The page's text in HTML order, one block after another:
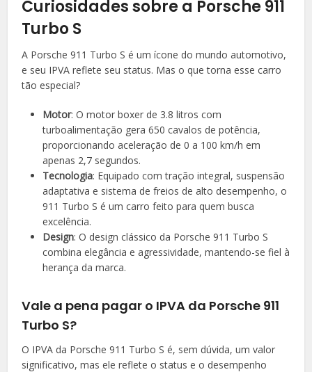
Curiosidades sobre a Porsche 911
Turbo S
A Porsche 911 Turbo S é um ícone do mundo automotivo,
e seu IPVA reflete seu status. Mas o que torna esse carro
tão especial?
Motor: O motor boxer de 3.8 litros com
turboalimentação gera 650 cavalos de potência,
proporcionando aceleração de 0 a 100 km/h em
apenas 2,7 segundos.
Tecnologia: Equipado com tração integral, suspensão
adaptativa e sistema de freios de alto desempenho, o
911 Turbo S é um carro feito para quem busca
excelência.
Design: O design clássico da Porsche 911 Turbo S
combina elegância e agressividade, mantendo-se fiel à
herança da marca.
Vale a pena pagar o IPVA da Porsche 911
Turbo S?
O IPVA da Porsche 911 Turbo S é, sem dúvida, um valor
significativo, mas ele reflete o status e o desempenho